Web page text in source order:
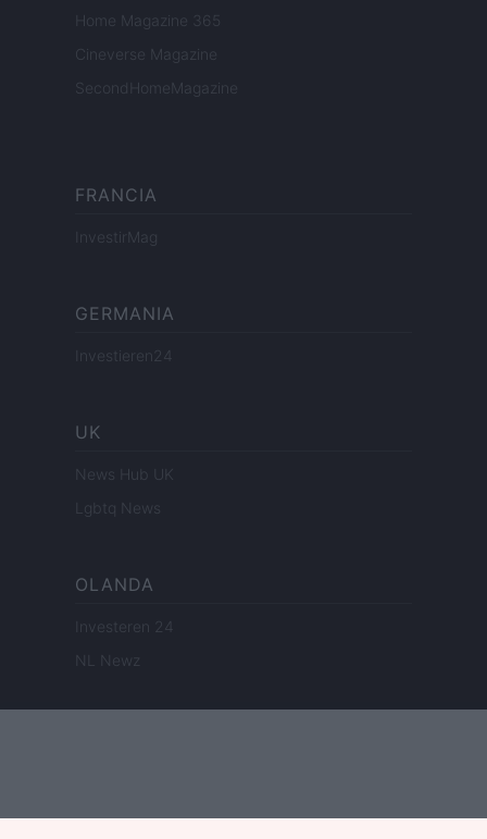
Home Magazine 365
Cineverse Magazine
SecondHomeMagazine
FRANCIA
InvestirMag
GERMANIA
Investieren24
UK
News Hub UK
Lgbtq News
OLANDA
Investeren 24
NL Newz